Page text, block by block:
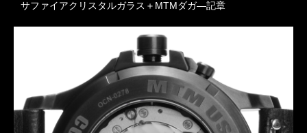
サファイアクリスタルガラス＋MTMダガ―記章